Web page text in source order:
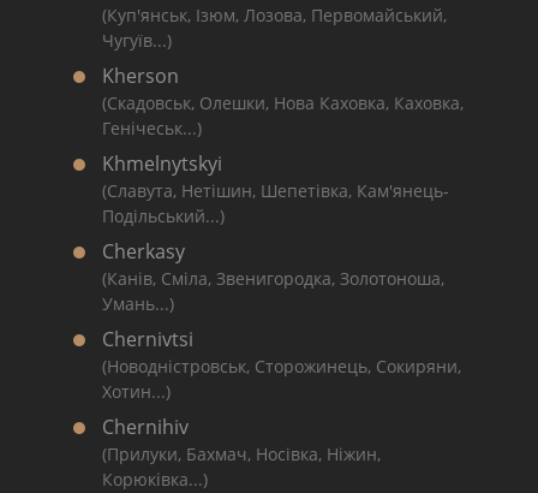
(Куп'янськ, Ізюм, Лозова, Первомайський,
Чугуїв...)
Kherson
(Скадовськ, Олешки, Нова Каховка, Каховка,
Генічеськ...)
Khmelnytskyi
(Славута, Нетішин, Шепетівка, Кам'янець-
Подільський...)
Cherkasy
(Канів, Сміла, Звенигородка, Золотоноша,
Умань...)
Chernivtsi
(Новодністровськ, Сторожинець, Сокиряни,
Хотин...)
Chernihiv
(Прилуки, Бахмач, Носівка, Ніжин,
Корюківка...)